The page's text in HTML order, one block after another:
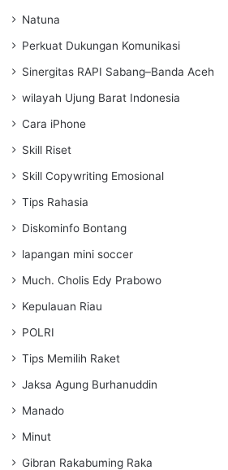
Natuna
Perkuat Dukungan Komunikasi
Sinergitas RAPI Sabang–Banda Aceh
wilayah Ujung Barat Indonesia
Cara iPhone
Skill Riset
Skill Copywriting Emosional
Tips Rahasia
Diskominfo Bontang
lapangan mini soccer
Much. Cholis Edy Prabowo
Kepulauan Riau
POLRI
Tips Memilih Raket
Jaksa Agung Burhanuddin
Manado
Minut
Gibran Rakabuming Raka